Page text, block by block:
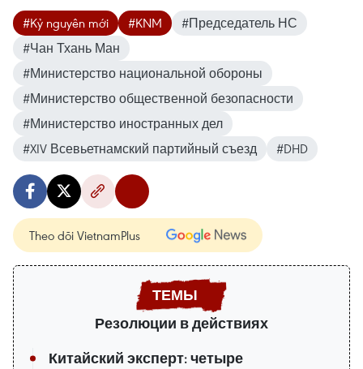
#Kỷ nguyên mới #KNM
#Председатель НС
#Чан Тхань Ман
#Министерство национальной обороны
#Министерство общественной безопасности
#Министерство иностранных дел
#XIV Всевьетнамский партийный съезд
#DHD
Theo dõi VietnamPlus
Резолюции в действиях
Китайский эксперт: четыре